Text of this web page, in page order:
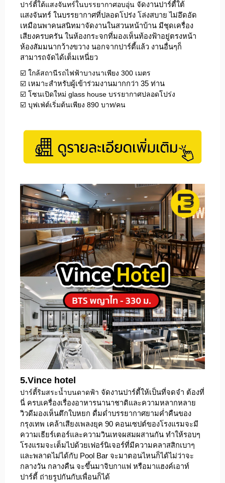
ปาร์ตี้ใต้แสงจันทร์ในบรรยากาศอบอุ่น จัดงานปาร์ตี้ใต้
แสงจันทร์ ในบรรยากาศที่ปลอดโปร่ง โล่งสบาย ไม่อึดอัด
เหมือนพาคนสนิทมาจัดงานในสวนหน้าบ้าน มีชุดเครื่อง
เสียงครบครัน ในห้องกระจกที่มองเห็นท้องฟ้าอยู่ตรงหน้า
ห้องสัมมนากว้างขวาง นอกจากปาร์ตี้แล้ว งานอื่นๆก็
สามารถจัดได้เต็มเหนี่ยว
☑️ ใกล้สถานีรถไฟฟ้าบางนาเพียง 300 เมตร
☑️ เหมาะสำหรับผู้เข้าร่วมงานมากกว่า 35 ท่าน
☑️ โซนเปิดใหม่ glass house บรรยากาศปลอดโปร่ง
☑️ บุฟเฟ่ต์เริ่มต้นเพียง 890 บาท/คน
5.Vince hotel
ปาร์ตี้ริมสระน้ำบนดาดฟ้า จัดงานปาร์ตี้ให้เป็นที่จดจำ ต้องที่
นี่ ครบเครื่องเรื่องอาหารนานาชาติและความหลากหลาย
วิวดีมองเห็นตึกใบหยก ดื่มด่ำบรรยากาศยามค่ำคืนของ
กรุงเทพ เคล้าเสียงเพลงยุค 90 คอนเซปต์ของโรงแรมจะมี
ความเธียร์เตอร์และความวินเทจผสมผสานกัน ทำให้รอบๆ
โรงแรมจะเต็มไปด้วยเฟอร์นิเจอร์ที่มีความคลาสสิกเบาๆ
และพลาดไม่ได้กับ Pool Bar จะมาตอนไหนก็ได้ไม่ว่าจะ
กลางวัน กลางคืน จะขึ้นมาจิบกาแฟ หรือมาแฮงค์เอาท์
ปาร์ตี้ ถ่ายรูปกันกับเพื่อนก็ได้